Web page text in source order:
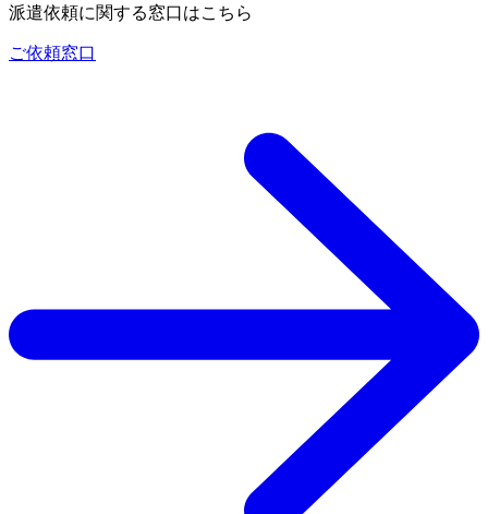
派遣依頼に関する窓口はこちら
ご依頼窓口